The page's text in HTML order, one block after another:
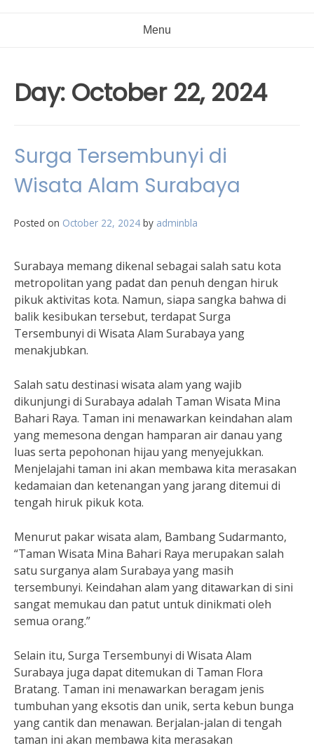
Menu
Day: October 22, 2024
Surga Tersembunyi di
Wisata Alam Surabaya
Posted on October 22, 2024 by adminbla
Surabaya memang dikenal sebagai salah satu kota
metropolitan yang padat dan penuh dengan hiruk
pikuk aktivitas kota. Namun, siapa sangka bahwa di
balik kesibukan tersebut, terdapat Surga
Tersembunyi di Wisata Alam Surabaya yang
menakjubkan.
Salah satu destinasi wisata alam yang wajib
dikunjungi di Surabaya adalah Taman Wisata Mina
Bahari Raya. Taman ini menawarkan keindahan alam
yang memesona dengan hamparan air danau yang
luas serta pepohonan hijau yang menyejukkan.
Menjelajahi taman ini akan membawa kita merasakan
kedamaian dan ketenangan yang jarang ditemui di
tengah hiruk pikuk kota.
Menurut pakar wisata alam, Bambang Sudarmanto,
“Taman Wisata Mina Bahari Raya merupakan salah
satu surganya alam Surabaya yang masih
tersembunyi. Keindahan alam yang ditawarkan di sini
sangat memukau dan patut untuk dinikmati oleh
semua orang.”
Selain itu, Surga Tersembunyi di Wisata Alam
Surabaya juga dapat ditemukan di Taman Flora
Bratang. Taman ini menawarkan beragam jenis
tumbuhan yang eksotis dan unik, serta kebun bunga
yang cantik dan menawan. Berjalan-jalan di tengah
taman ini akan membawa kita merasakan